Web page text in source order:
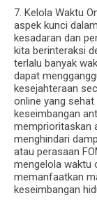
7. Kelola Waktu
aspek kunci
kesadaran dan
kita berinteraksi
terlalu banyak
dapat
kesejahteraan
online yang
keseimbangan
memprioritaskan
menghindari
atau perasaan
mengelola waktu
memanfaatkan
keseimbangan